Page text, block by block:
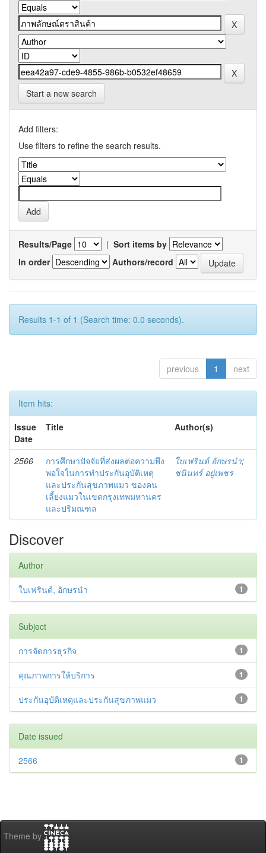
Start a new search
Add filters:
Use filters to refine the search results.
Results/Page | Sort items by
In order
Authors/record
Results 1-1 of 1 (Search time: 0.0 seconds).
previous 1 next
Item hits:
Issue
Date
Title Author(s)
2566
การศึกษาปัจจัยที่ส่งผลต่อความพึง
พอใจในการทำประกันอุบัติเหตุ
และประกันสุขภาพแมว ของคน
เลี้ยงแมวในเขตกรุงเทพมหานคร
และปริมณฑล
ใบเฟรินด์ อักษรนำ;
ชนินทร์ อยู่เพชร
Discover
Author
1
ใบเฟรินด์, อักษรนำ
Subject
1
การจัดการธุรกิจ
1
คุณภาพการให้บริการ
1
ประกันอุบัติเหตุและประกันสุขภาพแมว
Date issued
1
2566
Theme by